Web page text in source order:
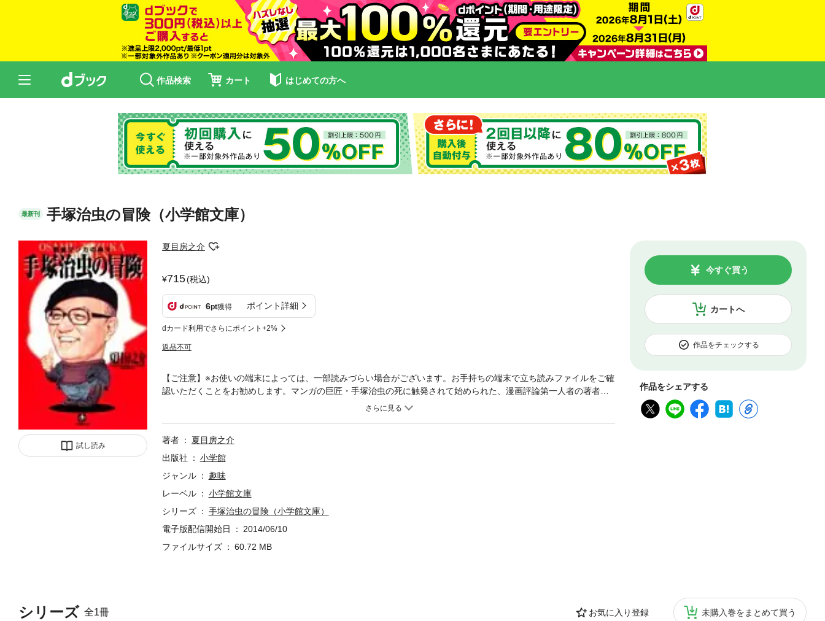
作品検索 カート はじめての方へ
最新刊 手塚治虫の冒険（小学館文庫）
試し読み
夏目房之介
715(税込)
6pt獲得 ポイント詳細
dカード利用でさらにポイント+2%
返品不可
カートへ
今すぐ買う
作品をチェックする
作品をシェアする
シリーズ 全1冊 お気に入り登録 未購入巻をまとめて買う
【ご注意】※お使いの端末によっては、一部読みづらい場合がございます。お手持ちの端末で立ち読みファイルをご確
認いただくことをお勧めします。マンガの巨匠・手塚治虫の死に触発されて始められた、漫画評論第一人者の著者に
よる戦後マンガ史の徹底的な考察。日本のマンガはなぜ隆盛したか。マンガの「表現」はどのように成立したか。手
数収録！※この商品は紙の書籍のページを画像にした電子書籍です。文字サイズだけを拡大・縮小することはできませ
んので、予めご了承ください。 試し読みファイルにより、ご購入前にお手持ちの端末での表示をご確認ください。
著者
夏目房之介
出版社
小学館
ジャンル
趣味
レーベル
小学館文庫
シリーズ
手塚治虫の冒険（小学館文庫）
電子版配信開始日
2014/06/10
ファイルサイズ
60.72 MB